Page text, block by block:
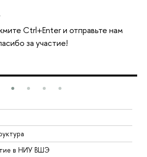
Ctrl+Enter и отправьте нам
за участие!
в НИУ ВШЭ